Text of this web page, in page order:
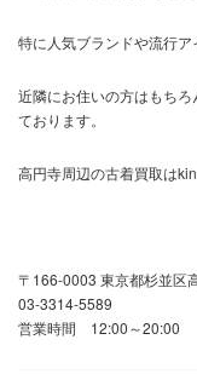
特に人気ブランドや流行ア
近隣にお住いの方はもち
ております。
高円寺周辺の古着買取は
〒166-0003 東京都杉並
03-3314-5589
営業時間 12:00～20:00